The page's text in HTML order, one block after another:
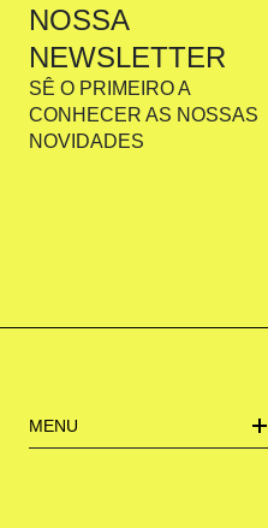
NOSSA
NEWSLETTER
SÊ O PRIMEIRO A
CONHECER AS NOSSAS
NOVIDADES
MENU